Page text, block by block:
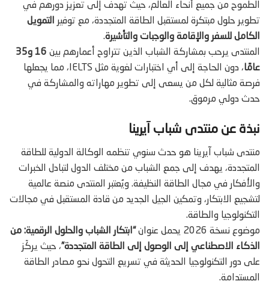
الطموح من جميع أنحاء العالم، حيث تهدف إلى تعزيز دورهم في
تطوير حلول مبتكرة لمستقبل الطاقة المتجددة، مع توفير التمويل
الكامل للسفر والإقامة والوجبات والتأشيرة.
المنتدى يرحب بمشاركة الشباب الذين تتراوح أعمارهم بين
16 و35
عامًا
، دون الحاجة إلى أي اختبارات لغوية مثل IELTS، مما يجعلها
فرصة مثالية لكل من يسعى إلى تطوير مهاراته والمشاركة في
حدث دولي مرموق.
نبذة عن منتدى شباب آيرينا
منتدى شباب آيرينا هو حدث سنوي تنظمه الوكالة الدولية للطاقة
المتجددة، يهدف إلى جمع الشباب من مختلف الدول لتبادل الخبرات
والأفكار في مجال الطاقة النظيفة. ويُعتبر المنتدى منصة عالمية
لتشجيع الابتكار، وتمكين الجيل الجديد من قادة المستقبل في مجالات
التكنولوجيا والطاقة.
موضوع نسخة 2026 يحمل عنوان
“ابتكار الشباب والحلول الرقمية: من
الذكاء الاصطناعي إلى الوصول إلى الطاقة المتجددة”، حيث يركّز
على دور التكنولوجيا الحديثة في تسريع التحول نحو مصادر الطاقة
المستدامة.